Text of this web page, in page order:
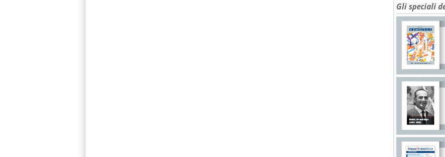
Gli speciali